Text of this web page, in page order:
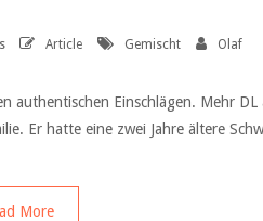
Article Gemischt Olaf
Einschlägen. Mehr
Er hatte eine zwei Jahre ältere
More